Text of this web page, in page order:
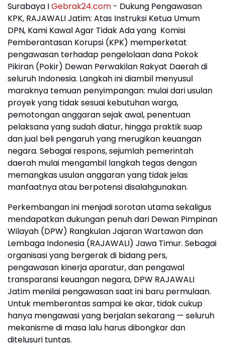
Surabaya IGebrak24.com - Dukung Pengawasan
KPK, RAJAWALI Jatim: Atas Instruksi Ketua Umum
DPN, Kami Kawal Agar Tidak Ada yang Komisi
Pemberantasan Korupsi (KPK) memperketat
pengawasan terhadap pengelolaan dana Pokok
Pikiran (Pokir) Dewan Perwakilan Rakyat Daerah di
seluruh Indonesia. Langkah ini diambil menyusul
maraknya temuan penyimpangan: mulai dari usulan
proyek yang tidak sesuai kebutuhan warga,
pemotongan anggaran sejak awal, penentuan
pelaksana yang sudah diatur, hingga praktik suap
dan jual beli pengaruh yang merugikan keuangan
negara. Sebagai respons, sejumlah pemerintah
daerah mulai mengambil langkah tegas dengan
memangkas usulan anggaran yang tidak jelas
manfaatnya atau berpotensi disalahgunakan.
Perkembangan ini menjadi sorotan utama sekaligus
mendapatkan dukungan penuh dari Dewan Pimpinan
Wilayah (DPW) Rangkulan Jajaran Wartawan dan
Lembaga Indonesia (RAJAWALI) Jawa Timur. Sebagai
organisasi yang bergerak di bidang pers,
pengawasan kinerja aparatur, dan pengawal
transparansi keuangan negara, DPW RAJAWALI
Jatim menilai pengawasan saat ini baru permulaan.
Untuk memberantas sampai ke akar, tidak cukup
hanya mengawasi yang berjalan sekarang — seluruh
mekanisme di masa lalu harus dibongkar dan
ditelusuri tuntas.